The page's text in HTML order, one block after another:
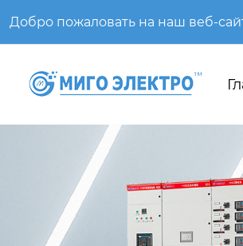
Добро пожаловать на наш веб-